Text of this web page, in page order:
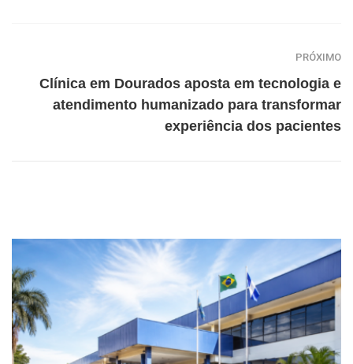
PRÓXIMO
Clínica em Dourados aposta em tecnologia e
atendimento humanizado para transformar
experiência dos pacientes